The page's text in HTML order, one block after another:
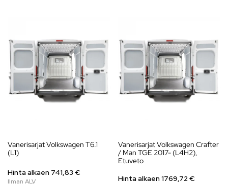
Vanerisarjat Volkswagen T6.1
(L1)
Hinta alkaen 741,83 €
Vanerisarjat Volkswagen Crafter
/ Man TGE 2017- (L4H2),
Etuveto
Hinta alkaen1769,72€